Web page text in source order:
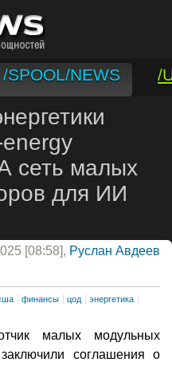
/SPOOL/NEWS
/
сеть малых
для ИИ
[08:58], Руслан Авдеев
финансы цод
энергетика
малых модульных
соглашения о